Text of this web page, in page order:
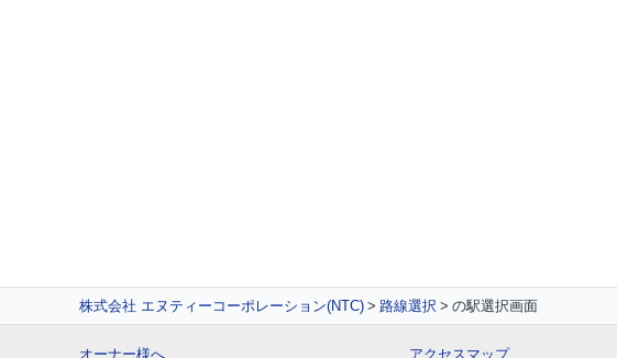
株式会社 エヌティーコーポレーション(NTC) 路線選択 の駅選択画面
オーナー様へ アクセスマップ